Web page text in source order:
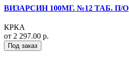
ВИЗАРСИН 100МГ. №12 ТАБ. П/О
КРКА
от 2 297.00 р.
Под заказ